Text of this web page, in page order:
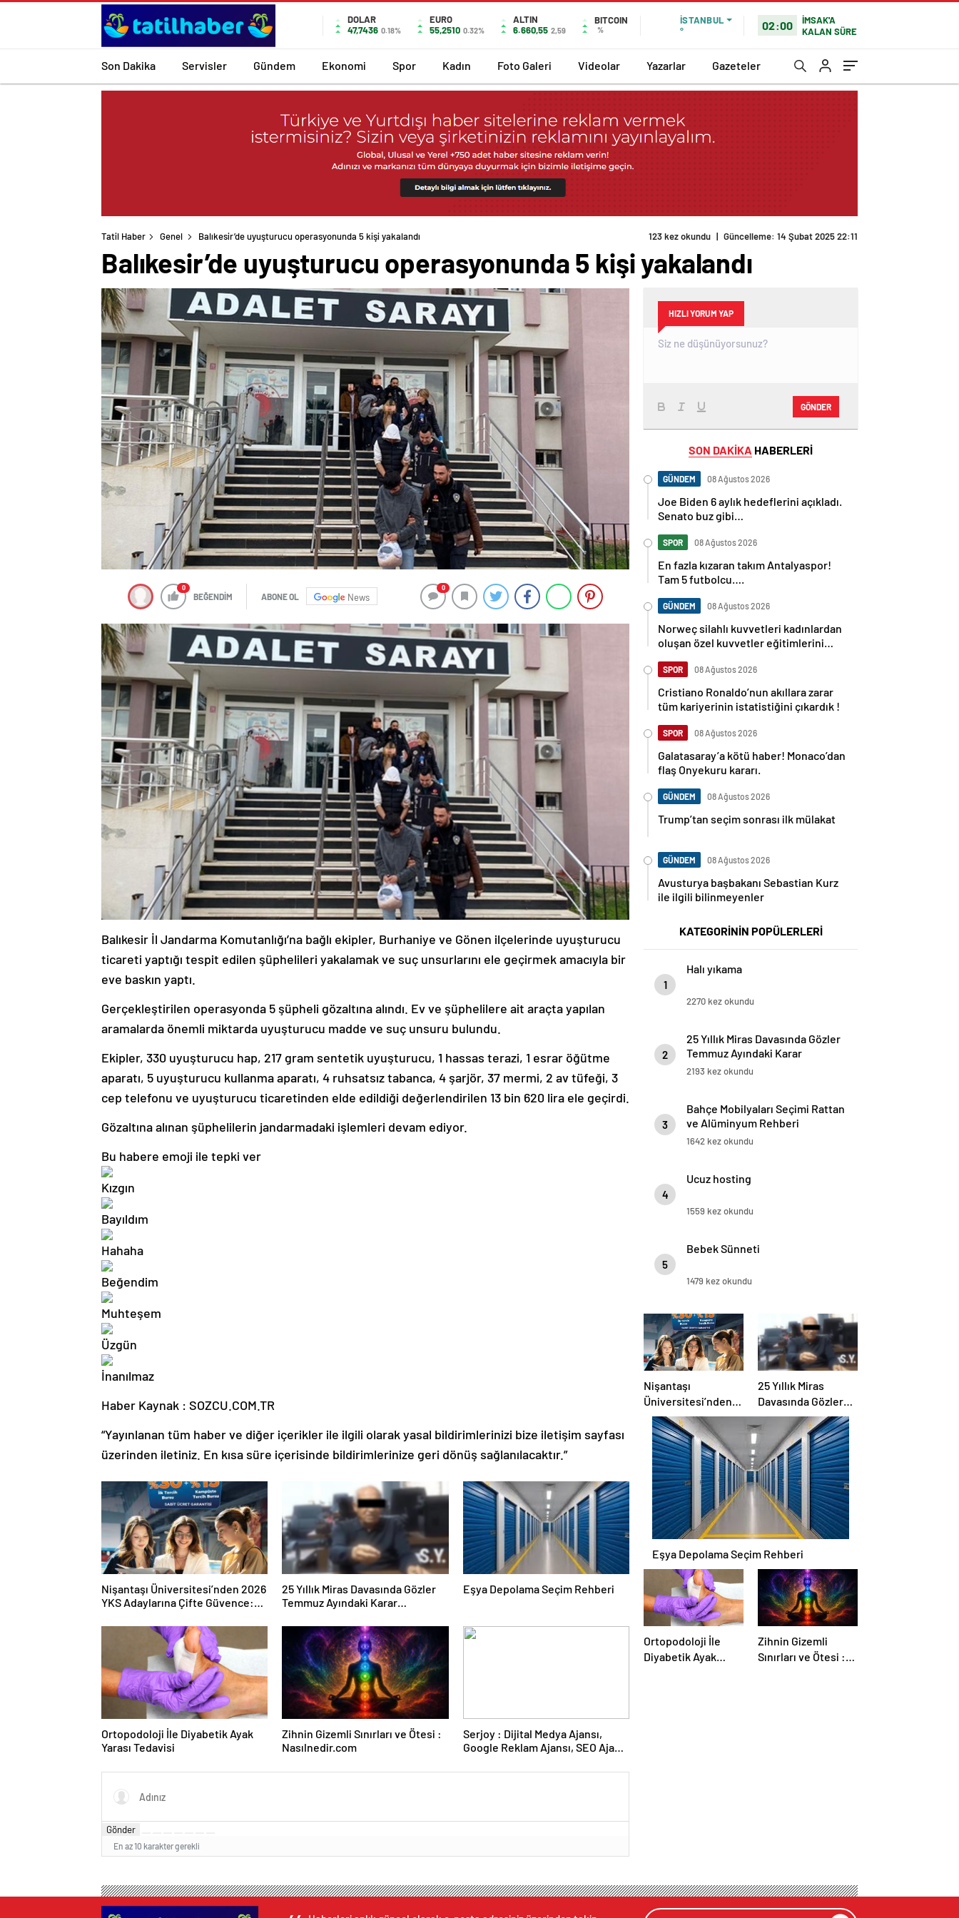
DOLAR
47,7436 0.18%
EURO
55,2510 0.32%
ALTIN
6.660,55 2,59
BITCOIN
%
İSTANBUL
°
02:00
İMSAK'A
KALAN SÜRE
Son Dakika Servisler Gündem Ekonomi Spor Kadın Foto Galeri Videolar Yazarlar Gazeteler
Tatil Haber Genel Balıkesir’de uyuşturucu operasyonunda 5 kişi yakalandı 123 kez okundu | Güncelleme: 14 Şubat 2025 22:11
Balıkesir’de uyuşturucu operasyonunda 5 kişi yakalandı
0
BEĞENDİM ABONE OL News
0
Balıkesir İl Jandarma Komutanlığı’na bağlı ekipler, Burhaniye ve Gönen ilçelerinde uyuşturucu
ticareti yaptığı tespit edilen şüphelileri yakalamak ve suç unsurlarını ele geçirmek amacıyla bir
eve baskın yaptı.
Gerçekleştirilen operasyonda 5 şüpheli gözaltına alındı. Ev ve şüphelilere ait araçta yapılan
aramalarda önemli miktarda uyuşturucu madde ve suç unsuru bulundu.
Ekipler, 330 uyuşturucu hap, 217 gram sentetik uyuşturucu, 1 hassas terazi, 1 esrar öğütme
aparatı, 5 uyuşturucu kullanma aparatı, 4 ruhsatsız tabanca, 4 şarjör, 37 mermi, 2 av tüfeği, 3
cep telefonu ve uyuşturucu ticaretinden elde edildiği değerlendirilen 13 bin 620 lira ele geçirdi.
Gözaltına alınan şüphelilerin jandarmadaki işlemleri devam ediyor.
Bu habere emoji ile tepki ver
Haber Kaynak : SOZCU.COM.TR
“Yayınlanan tüm haber ve diğer içerikler ile ilgili olarak yasal bildirimlerinizi bize iletişim sayfası
üzerinden iletiniz. En kısa süre içerisinde bildirimlerinize geri dönüş sağlanılacaktır.”
Nişantaşı Üniversitesi’nden 2026
YKS Adaylarına Çifte Güvence:
25 Yıllık Miras Davasında Gözler
Temmuz Ayındaki Karar
Eşya Depolama Seçim Rehberi
Ortopodoloji İle Diyabetik Ayak
Yarası Tedavisi
Zihnin Gizemli Sınırları ve Ötesi :
Nasılnedir.com
Serjoy : Dijital Medya Ajansı,
Google Reklam Ajansı, SEO Ajansı
Gönder
En az 10 karakter gerekli
HIZLI YORUM YAP
GÖNDER
SON DAKİKA HABERLERİ
GÜNDEM 08 Ağustos 2026
Joe Biden 6 aylık hedeflerini açıkladı.
Senato buz gibi…
SPOR 08 Ağustos 2026
En fazla kızaran takım Antalyaspor!
Tam 5 futbolcu….
GÜNDEM 08 Ağustos 2026
Norweç silahlı kuvvetleri kadınlardan
oluşan özel kuvvetler eğitimlerini
SPOR 08 Ağustos 2026
Cristiano Ronaldo’nun akıllara zarar
tüm kariyerinin istatistiğini çıkardık !
SPOR 08 Ağustos 2026
Galatasaray’a kötü haber! Monaco’dan
flaş Onyekuru kararı.
GÜNDEM 08 Ağustos 2026
Trump’tan seçim sonrası ilk mülakat
GÜNDEM 08 Ağustos 2026
Avusturya başbakanı Sebastian Kurz
ile ilgili bilinmeyenler
KATEGORİNİN POPÜLERLERİ
1
Halı yıkama
2270 kez okundu
2
25 Yıllık Miras Davasında Gözler
Temmuz Ayındaki Karar
Duruşmasına Çevrildi
2193 kez okundu
3
Bahçe Mobilyaları Seçimi Rattan
ve Alüminyum Rehberi
1642 kez okundu
4
Ucuz hosting
1559 kez okundu
5
Bebek Sünneti
1479 kez okundu
Nişantaşı
Üniversitesi’nden
2026 YKS
Adaylarına Çifte
Güvence: Sabit
Ücret ve Kesintisiz
Burs
25 Yıllık Miras
Davasında Gözler
Temmuz Ayındaki
Karar Duruşmasına
Çevrildi
Eşya Depolama Seçim Rehberi
Ortopodoloji İle
Diyabetik Ayak
Zihnin Gizemli
Sınırları ve Ötesi :